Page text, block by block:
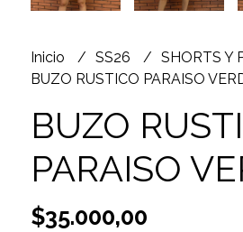
Inicio SS26
SHORTS Y
BUZO RUSTICO PARAISO
BUZO
PARAISO
$35.000,00